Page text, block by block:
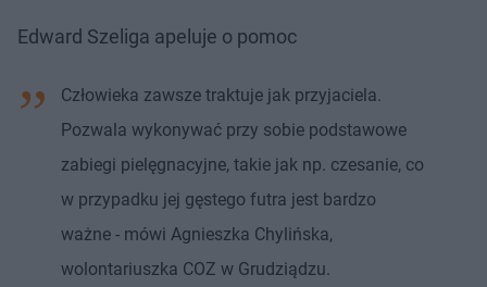
Edward Szeliga apeluje o pomoc
Człowieka zawsze traktuje jak przyjaciela.
Pozwala wykonywać przy sobie podstawowe
zabiegi pielęgnacyjne, takie jak np. czesanie, co
w przypadku jej gęstego futra jest bardzo
ważne - mówi Agnieszka Chylińska,
wolontariuszka COZ w Grudziądzu.